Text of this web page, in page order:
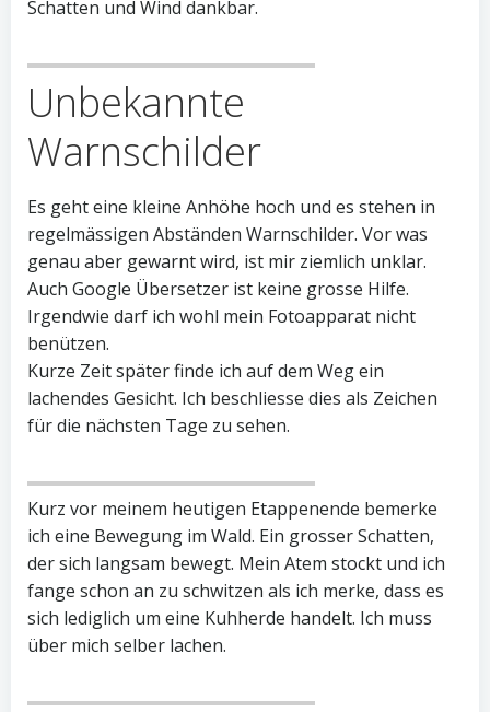
Schatten und Wind dankbar.
Unbekannte
Warnschilder
Es geht eine kleine Anhöhe hoch und es stehen in
regelmässigen Abständen Warnschilder. Vor was
genau aber gewarnt wird, ist mir ziemlich unklar.
Auch Google Übersetzer ist keine grosse Hilfe.
Irgendwie darf ich wohl mein Fotoapparat nicht
benützen.
Kurze Zeit später finde ich auf dem Weg ein
lachendes Gesicht. Ich beschliesse dies als Zeichen
für die nächsten Tage zu sehen.
Kurz vor meinem heutigen Etappenende bemerke
ich eine Bewegung im Wald. Ein grosser Schatten,
der sich langsam bewegt. Mein Atem stockt und ich
fange schon an zu schwitzen als ich merke, dass es
sich lediglich um eine Kuhherde handelt. Ich muss
über mich selber lachen.